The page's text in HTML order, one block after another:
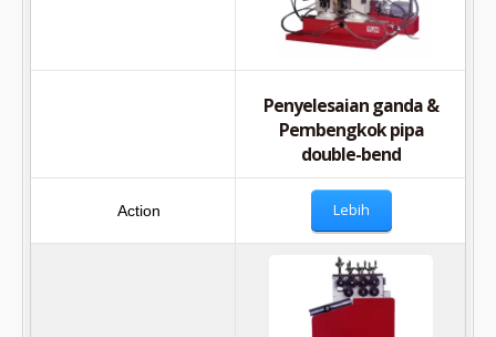
Penyelesaian ganda &
Pembengkok pipa
double-bend
Lebih